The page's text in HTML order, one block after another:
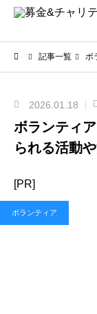
記事一覧 ボ
2026.01.18
ボランティ
られる活動
[PR]
ボランティア